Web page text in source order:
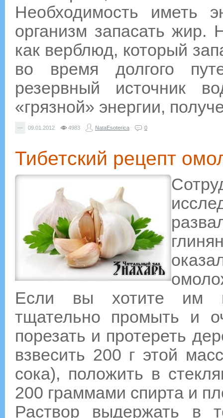
Необходимость иметь
организм запасать жир.
как верблюд, который
во время долгого
резервный источник
«грязной» энергии,
— 09.01.2012 4983 NataEsoterica 0
Тибетский рецепт
Если вы хотите им
тщательно промыть и
порезать и протереть
взвесить 200 г этой
сока), положить в
200 граммами спирта и
Раствор выдержать в